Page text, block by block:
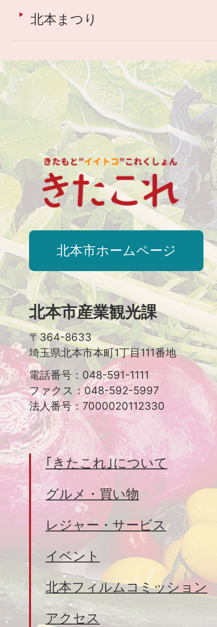
北本まつり
北本市ホームページ
北本市産業観光課
〒364-8633
埼玉県北本市本町1丁目111番地
電話番号：048-591-1111
ファクス：048-592-5997
法人番号：7000020112330
｢きたこれ｣について
グルメ・買い物
レジャー・サービス
イベント
北本フィルムコミッション
アクセス